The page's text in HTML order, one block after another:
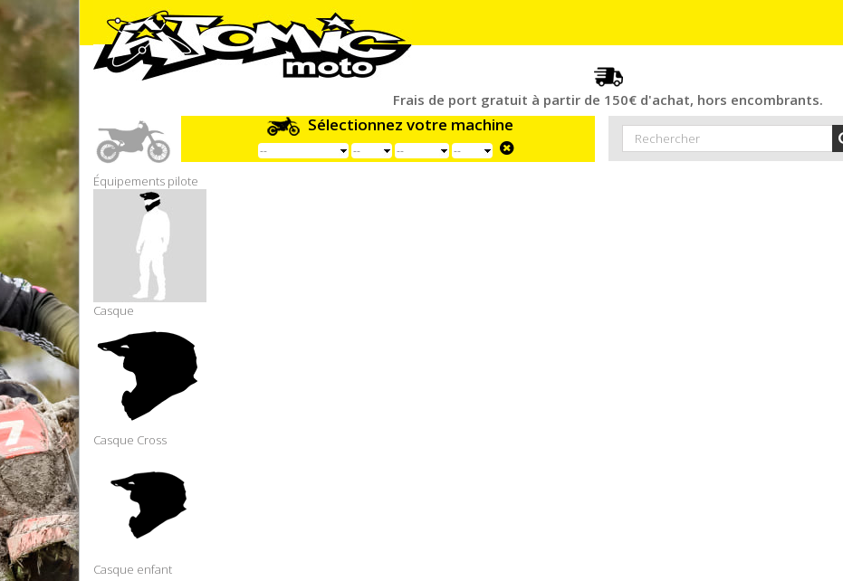
Frais de port gratuit à partir de 150€ d'achat, hors encombrants.
Sélectionnez votre machine
Équipements pilote
Casque
Casque Cross
Casque enfant